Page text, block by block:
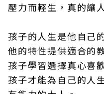
壓力而輕生，真的讓
孩子的人生是他自己
他的特性提供適合的
孩子學習選擇真心喜
孩子才能為自己的人